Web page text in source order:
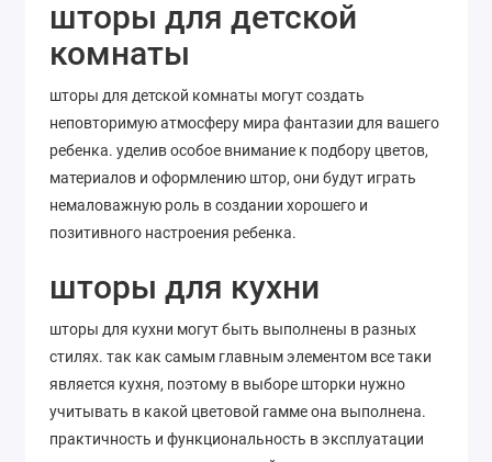
шторы для детской
комнаты
шторы для детской комнаты могут создать
неповторимую атмосферу мира фантазии для вашего
ребенка. уделив особое внимание к подбору цветов,
материалов и оформлению штор, они будут играть
немаловажную роль в создании хорошего и
позитивного настроения ребенка.
шторы для кухни
шторы для кухни могут быть выполнены в разных
стилях. так как самым главным элементом все таки
является кухня, поэтому в выборе шторки нужно
учитывать в какой цветовой гамме она выполнена.
практичность и функциональность в эксплуатации